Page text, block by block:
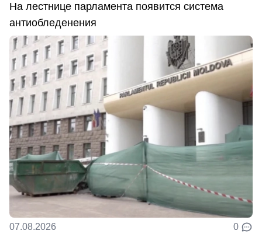
На лестнице парламента появится система
антиобледенения
07.08.2026 0